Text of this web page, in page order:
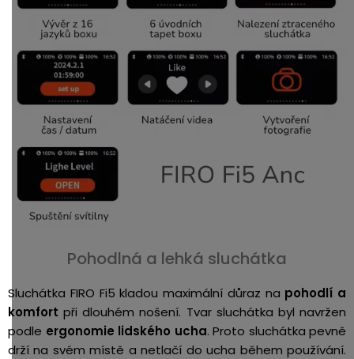
Pohodlná a lehká sluchátka
Sluchátka FIRO Fi5 kladou maximální důraz na pohodlí a
komfort při dlouhém nošení. Tvar sluchátka byl navržen
podle ergonomie lidského ucha. Proto sluchátka pevně
drží na svém místě a netlačí do ucha během používání.